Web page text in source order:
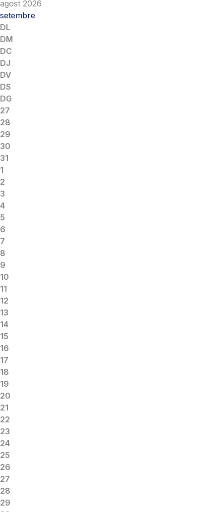
agost 2026
setembre
DL
DM
DC
DJ
DV
DS
DG
27
28
29
30
31
1
2
3
4
5
6
7
8
9
10
11
12
13
14
15
16
17
18
19
20
21
22
23
24
25
26
27
28
29